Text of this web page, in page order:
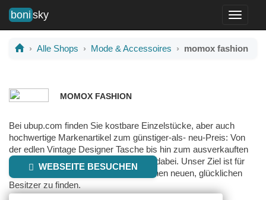
Toggle
boni sky
Alle Shops Mode & Accessoires momox fashion
MOMOX FASHION
Bei ubup.com finden Sie kostbare Einzelstücke, aber auch
hochwertige Markenartikel zum günstiger-als- neu-Preis: Von
der edlen Vintage Designer Tasche bis hin zum ausverkauften
Lieblingskleid von der Stange ist alles dabei. Unser Ziel ist für
alle kostbaren Dinge aus 2ter Hand einen neuen, glücklichen
Besitzer zu finden.
WEBSEITE BESUCHEN